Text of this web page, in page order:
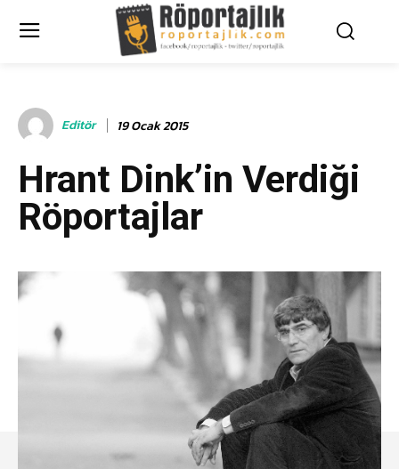
Editör 19 Ocak 2015
Hrant Dink’in Verdiği
Röportajlar